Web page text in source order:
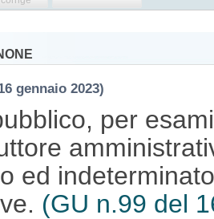
gennaio 2023)
per
ed
(GU n.99 del